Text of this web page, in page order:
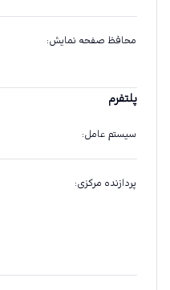
محافظ صفحه نمایش:
پلتفرم
سیستم عامل:
پردازنده مرکزی: